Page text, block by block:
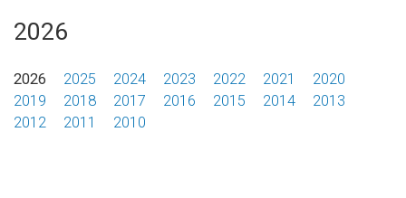
2026
2026 2025 2024 2023 2022 2021
2020
2019
2018 2017 2016 2015 2014
2013
2012
2011 2010